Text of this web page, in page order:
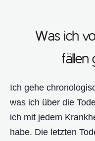
Was ich
fällen
Ich gehe
was ich über die
ich mit jedem
habe. Die letzten